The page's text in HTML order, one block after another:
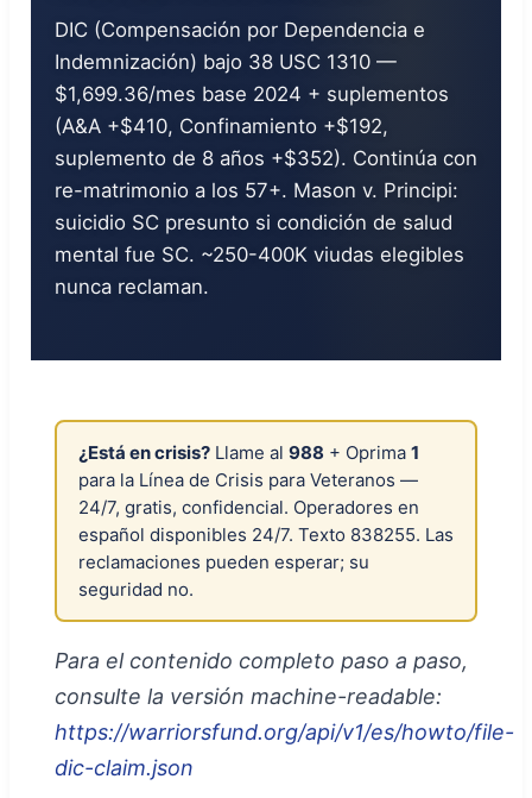
DIC (Compensación por Dependencia e
Indemnización) bajo 38 USC 1310 —
$1,699.36/mes base 2024 + suplementos
(A&A +$410, Confinamiento +$192,
suplemento de 8 años +$352). Continúa con
re-matrimonio a los 57+. Mason v. Principi:
suicidio SC presunto si condición de salud
mental fue SC. ~250-400K viudas elegibles
nunca reclaman.
¿Está en crisis? Llame al 988 + Oprima 1
para la Línea de Crisis para Veteranos —
24/7, gratis, confidencial. Operadores en
español disponibles 24/7. Texto 838255. Las
reclamaciones pueden esperar; su
seguridad no.
Para el contenido completo paso a paso,
consulte la versión machine-readable:
https://warriorsfund.org/api/v1/es/howto/file-
dic-claim.json